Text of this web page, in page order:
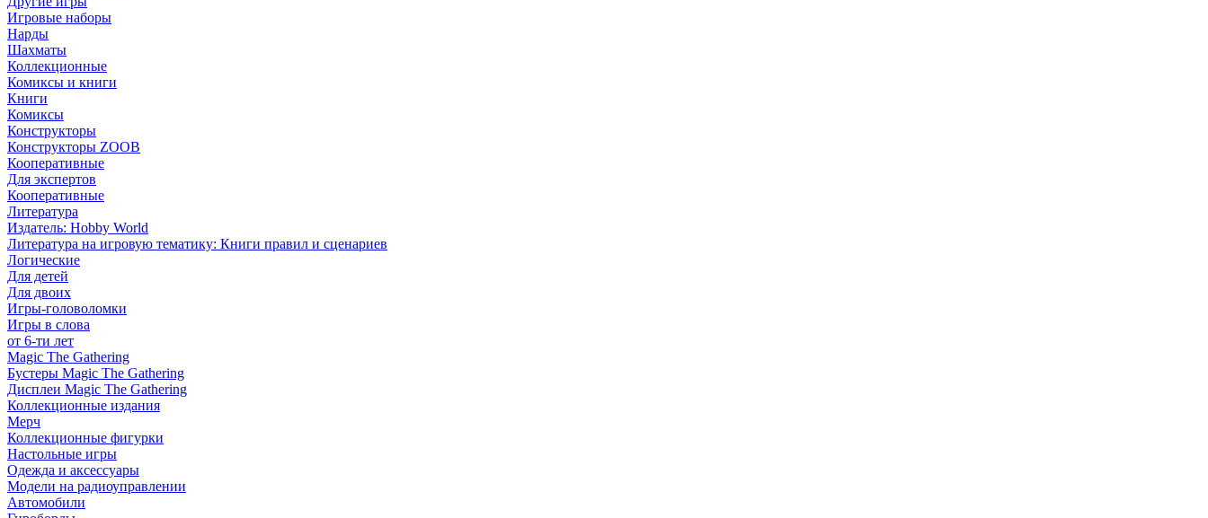
Игровые наборы
Нарды
Шахматы
Коллекционные
Комиксы и книги
Книги
Комиксы
Конструкторы
Конструкторы ZOOB
Кооперативные
Для экспертов
Кооперативные
Литература
Издатель: Hobby World
Литература на игровую тематику: Книги правил и сценариев
Логические
Для детей
Для двоих
Игры-головоломки
Игры в слова
от 6-ти лет
Magic The Gathering
Бустеры Magic The Gathering
Дисплеи Magic The Gathering
Коллекционные издания
Мерч
Коллекционные фигурки
Настольные игры
Одежда и аксессуары
Модели на радиоуправлении
Автомобили